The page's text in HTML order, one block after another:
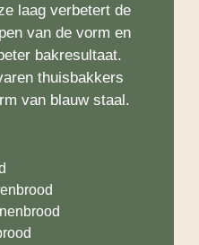
laag verbetert de
van de vorm en
bakresultaat.
thuisbakkers
van blauw staal.